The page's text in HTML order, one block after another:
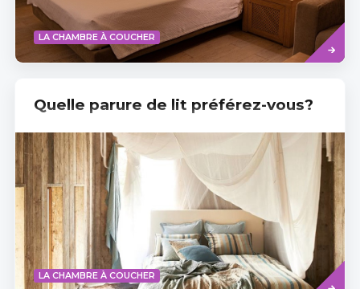
LA CHAMBRE À COUCHER
Read
more
Quelle parure de lit préférez-vous?
LA CHAMBRE À COUCHER
Read
more